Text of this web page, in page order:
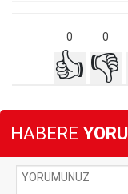
0 0
👍 👎
HABERE